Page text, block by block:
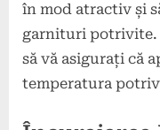
în mod atractiv și
garnituri potrivite.
să vă asigurați că
temperatura